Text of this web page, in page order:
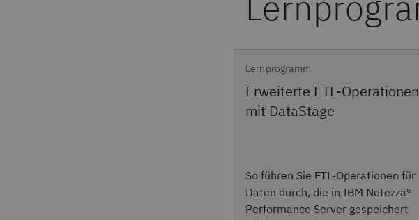
Lernprogramm
Erweiterte ETL-Operationen
mit DataStage
So führen Sie ETL-Operationen für
Daten durch, die in IBM Netezza®
Performance Server gespeichert